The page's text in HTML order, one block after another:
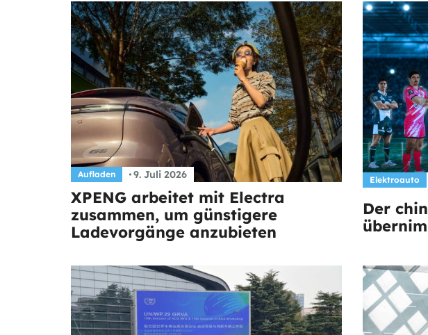
Aufladen 9. Juli 2026
XPENG arbeitet mit Electra
zusammen, um günstigere
Ladevorgänge anzubieten
Elektroauto
Der